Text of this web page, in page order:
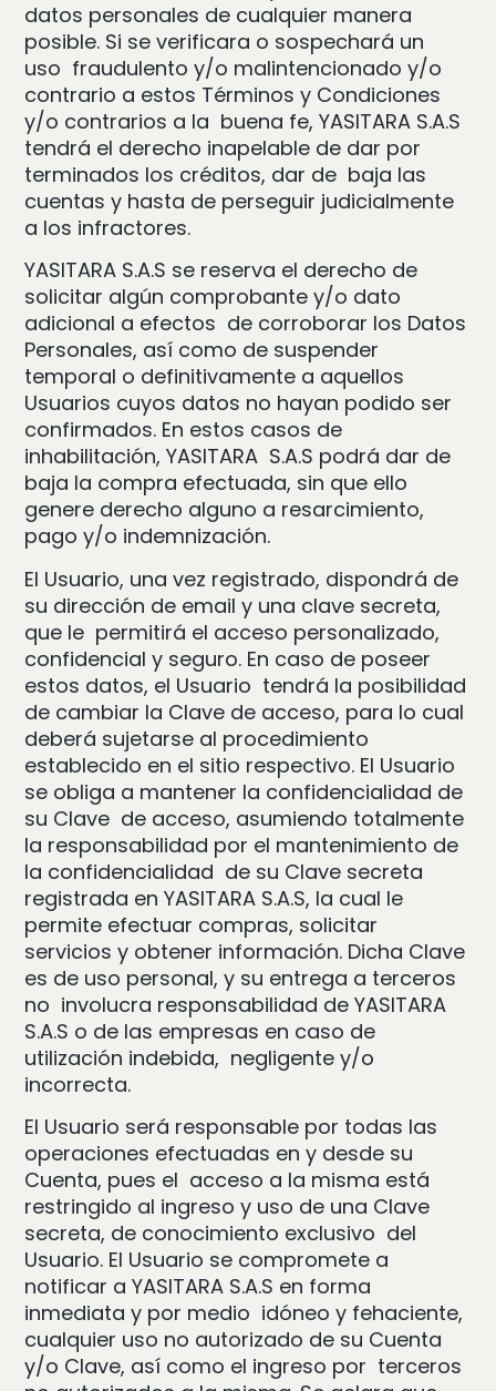
datos personales de cualquier manera
posible. Si se verificara o sospechará un
uso fraudulento y/o malintencionado y/o
contrario a estos Términos y Condiciones
y/o contrarios a la buena fe, YASITARA S.A.S
tendrá el derecho inapelable de dar por
terminados los créditos, dar de baja las
cuentas y hasta de perseguir judicialmente
a los infractores.
YASITARA S.A.S se reserva el derecho de
solicitar algún comprobante y/o dato
adicional a efectos de corroborar los Datos
Personales, así como de suspender
temporal o definitivamente a aquellos
Usuarios cuyos datos no hayan podido ser
confirmados. En estos casos de
inhabilitación, YASITARA S.A.S podrá dar de
baja la compra efectuada, sin que ello
genere derecho alguno a resarcimiento,
pago y/o indemnización.
El Usuario, una vez registrado, dispondrá de
su dirección de email y una clave secreta,
que le permitirá el acceso personalizado,
confidencial y seguro. En caso de poseer
estos datos, el Usuario tendrá la posibilidad
de cambiar la Clave de acceso, para lo cual
deberá sujetarse al procedimiento
establecido en el sitio respectivo. El Usuario
se obliga a mantener la confidencialidad de
su Clave de acceso, asumiendo totalmente
la responsabilidad por el mantenimiento de
la confidencialidad de su Clave secreta
registrada en YASITARA S.A.S, la cual le
permite efectuar compras, solicitar
servicios y obtener información. Dicha Clave
es de uso personal, y su entrega a terceros
no involucra responsabilidad de YASITARA
S.A.S o de las empresas en caso de
utilización indebida, negligente y/o
incorrecta.
El Usuario será responsable por todas las
operaciones efectuadas en y desde su
Cuenta, pues el acceso a la misma está
restringido al ingreso y uso de una Clave
secreta, de conocimiento exclusivo del
Usuario. El Usuario se compromete a
notificar a YASITARA S.A.S en forma
inmediata y por medio idóneo y fehaciente,
cualquier uso no autorizado de su Cuenta
y/o Clave, así como el ingreso por terceros